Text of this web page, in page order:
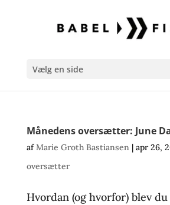
Vælg en side
Månedens oversætter: June
afMarie Groth Bastiansen| apr 26,
oversætter
Hvordan (og hvorfor) blev